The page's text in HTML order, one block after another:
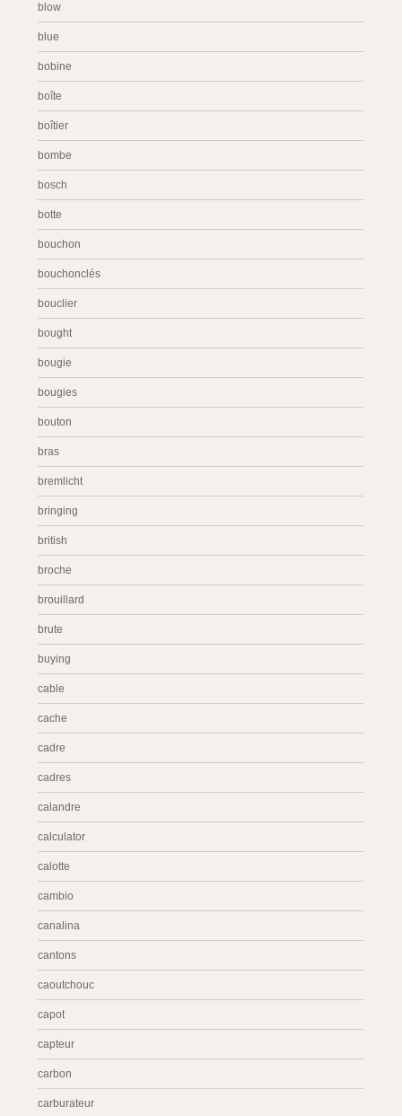
blow
blue
bobine
boîte
boîtier
bombe
bosch
botte
bouchon
bouchonclés
bouclier
bought
bougie
bougies
bouton
bras
bremlicht
bringing
british
broche
brouillard
brute
buying
cable
cache
cadre
cadres
calandre
calculator
calotte
cambio
canalina
cantons
caoutchouc
capot
capteur
carbon
carburateur